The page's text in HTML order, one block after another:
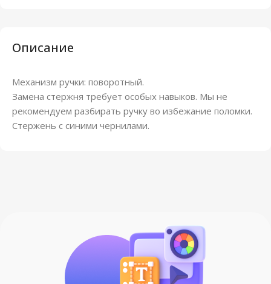
Описание
Механизм ручки: поворотный.
Замена стержня требует особых навыков. Мы не
рекомендуем разбирать ручку во избежание поломки.
Стержень с синими чернилами.